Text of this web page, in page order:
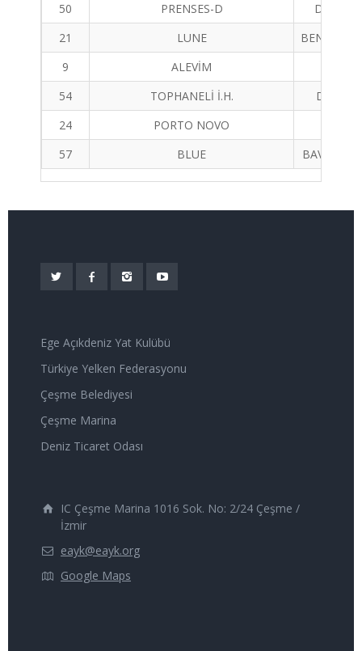
50 PRENSES-D
21
LUNE
9
ALEVİM
54
TOPHANELİ İ.H.
DUFOR
24
PORTO NOVO
57
BLUE BAVARIA
Ege Açıkdeniz Yat Kulübü
Türkiye Yelken Federasyonu
Çeşme Belediyesi
Çeşme Marina
Deniz Ticaret Odası
IC Çeşme Marina 1016 Sok. No: 2/24 Çeşme /
İzmir
eayk@eayk.org
Google Maps